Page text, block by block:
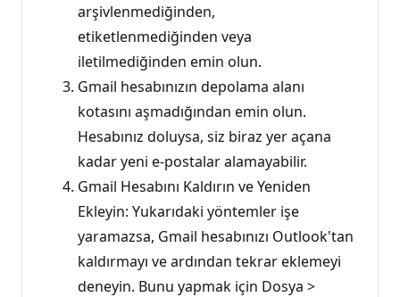
arşivlenmediğinden,
etiketlenmediğinden veya
iletilmediğinden emin olun.
Gmail hesabınızın depolama alanı
kotasını aşmadığından emin olun.
Hesabınız doluysa, siz biraz yer açana
kadar yeni e-postalar alamayabilir.
Gmail Hesabını Kaldırın ve Yeniden
Ekleyin: Yukarıdaki yöntemler işe
yaramazsa, Gmail hesabınızı Outlook'tan
kaldırmayı ve ardından tekrar eklemeyi
deneyin. Bunu yapmak için Dosya >